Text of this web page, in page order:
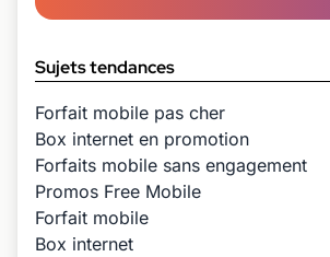
Sujets tendances
Forfait mobile pas cher
Box internet en promotion
Forfaits mobile sans engagement
Promos Free Mobile
Forfait mobile
Box internet